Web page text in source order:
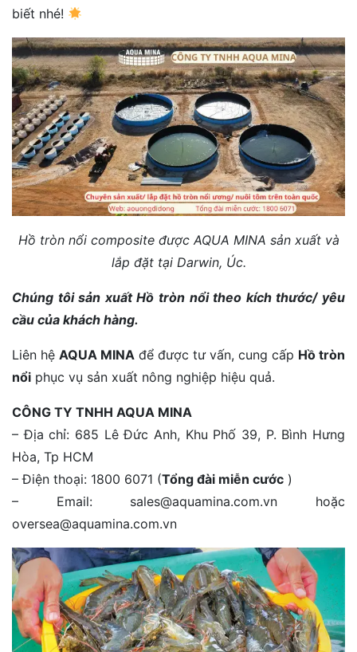
biết nhé!
Hồ tròn nổi composite được AQUA MINA sản xuất và
lắp đặt tại Darwin, Úc.
Chúng tôi sản xuất Hồ tròn nổi theo kích thước/ yêu
cầu của khách hàng.
Liên hệ AQUA MINA để được tư vấn, cung cấp Hồ tròn
nổi phục vụ sản xuất nông nghiệp hiệu quả.
CÔNG TY TNHH AQUA MINA
– Địa chỉ: 685 Lê Đức Anh, Khu Phố 39, P. Bình Hưng
Hòa, Tp HCM
– Điện thoại: 1800 6071 (Tổng đài miễn cước )
– Email: sales@aquamina.com.vn hoặc
oversea@aquamina.com.vn